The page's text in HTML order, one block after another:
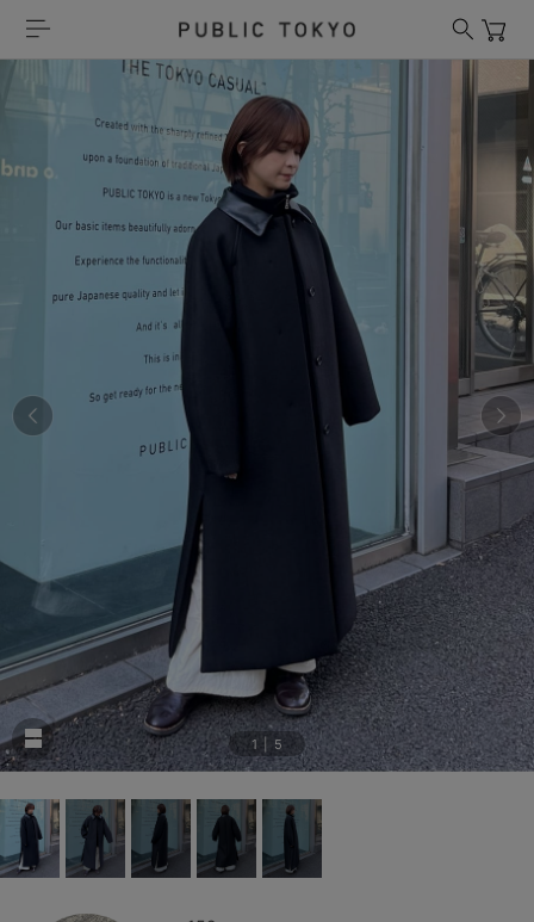
1 5